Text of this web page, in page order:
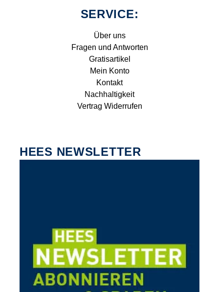
SERVICE:
Über uns
Fragen und Antworten
Gratisartikel
Mein Konto
Kontakt
Nachhaltigkeit
Vertrag Widerrufen
HEES NEWSLETTER